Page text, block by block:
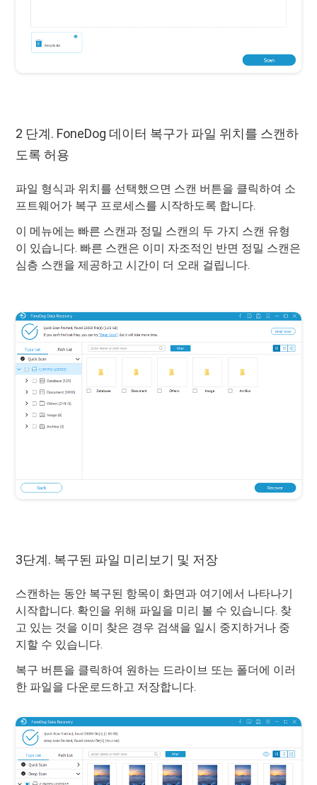
2 단계. FoneDog 데이터 복구가 파일 위치를 스캔하
도록 허용
파일 형식과 위치를 선택했으면 스캔 버튼을 클릭하여 소
프트웨어가 복구 프로세스를 시작하도록 합니다.
이 메뉴에는 빠른 스캔과 정밀 스캔의 두 가지 스캔 유형
이 있습니다. 빠른 스캔은 이미 자조적인 반면 정밀 스캔은
심층 스캔을 제공하고 시간이 더 오래 걸립니다.
3단계. 복구된 파일 미리보기 및 저장
스캔하는 동안 복구된 항목이 화면과 여기에서 나타나기
시작합니다. 확인을 위해 파일을 미리 볼 수 있습니다. 찾
고 있는 것을 이미 찾은 경우 검색을 일시 중지하거나 중
지할 수 있습니다.
복구 버튼을 클릭하여 원하는 드라이브 또는 폴더에 이러
한 파일을 다운로드하고 저장합니다.